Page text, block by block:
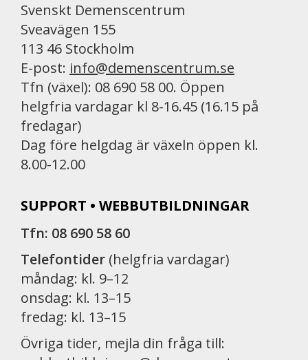
Svenskt Demenscentrum
Sveavägen 155
113 46 Stockholm
E-post: info@demenscentrum.se
Tfn (växel): 08 690 58 00. Öppen
helgfria vardagar kl 8-16.45 (16.15 på
fredagar)
Dag före helgdag är växeln öppen kl.
8.00-12.00
SUPPORT • WEBBUTBILDNINGAR
Tfn: 08 690 58 60
Telefontider (helgfria vardagar)
måndag: kl. 9–12
onsdag: kl. 13–15
fredag: kl. 13–15
Övriga tider, mejla din fråga till: